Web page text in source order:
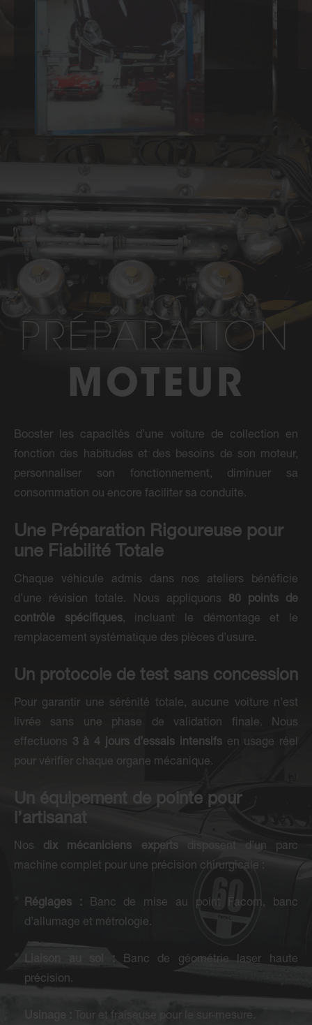
PRÉPARATION
MOTEUR
Booster les capacités d’une voiture de collection en
fonction des habitudes et des besoins de son moteur,
personnaliser son fonctionnement, diminuer sa
consommation ou encore faciliter sa conduite.
Une Préparation Rigoureuse pour
une Fiabilité Totale
Chaque véhicule admis dans nos ateliers bénéficie
d’une révision totale. Nous appliquons 80 points de
contrôle spécifiques, incluant le démontage et le
remplacement systématique des pièces d’usure.
Un protocole de test sans concession
Pour garantir une sérénité totale, aucune voiture n’est
livrée sans une phase de validation finale. Nous
effectuons 3 à 4 jours d’essais intensifs en usage réel
pour vérifier chaque organe mécanique.
Un équipement de pointe pour
l’artisanat
Nos dix mécaniciens experts
disposent d’un parc
machine complet pour une précision chirurgicale :
Réglages :Banc de mise au point Facom, banc
d’allumage et métrologie.
Liaison au sol :Banc de géométrie laser haute
précision.
Tour et fraiseuse pour le sur-mesure.